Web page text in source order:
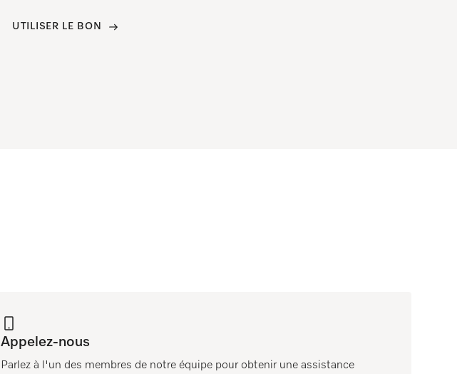
UTILISER LE BON
Appelez-nous
Parlez à l'un des membres de notre équipe pour obtenir une assistance